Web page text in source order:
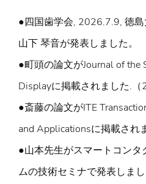
●四国歯学会, 2026.7.9, 徳
山下 琴音が発表しました。
●町頭の論文がJournal of the
Displayに掲載されました.
●斎藤の論文がITE
and Applicationsに掲載され
●山本先生がスマートコン
ムの技術セミナで発表しま